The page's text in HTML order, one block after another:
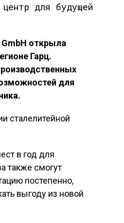
для будущей
открыла
Гарц.
для
сталелитейной
в год для
также смогут
постепенно,
выгоду из новой